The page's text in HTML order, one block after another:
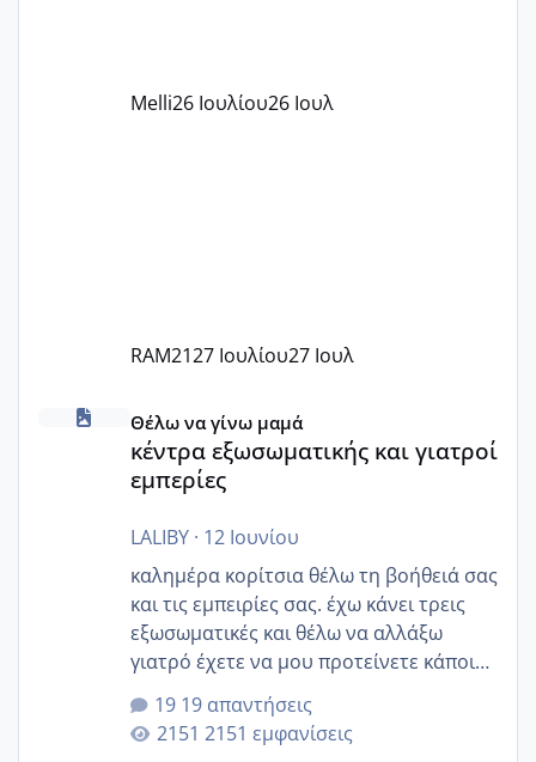
Εγώ πήγα σε έναν ιδιωτικό παιδικό στ
Melli26 Ιουλίου26 Ιουλ
RAM2127 Ιουλίου27 Ιουλ
κέντρα εξωσωματικής και γιατροί εμπερίες
Θέλω να γίνω μαμά
κέντρα εξωσωματικής και γιατροί
εμπερίες
LALIBY· 12 Ιουνίου
καλημέρα κορίτσια θέλω τη βοήθειά σας
και τις εμπειρίες σας. έχω κάνει τρεις
εξωσωματικές και θέλω να αλλάξω
γιατρό έχετε να μου προτείνετε κάποιον
που μείνατε ευχαριστημένες και είχατε
επιιτυχία? έκανα στο υγεία με τον
ζερβομανωλάκη (δεν το εψαξε καθόλου
19 απαντήσεις
2151 εμφανίσεις